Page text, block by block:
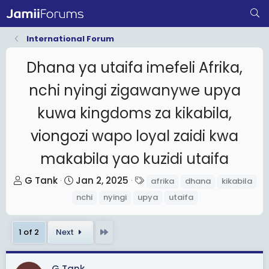
International Forum
Dhana ya utaifa imefeli Afrika,
nchi nyingi zigawanywe upya
kuwa kingdoms za kikabila,
viongozi wapo loyal zaidi kwa
makabila yao kuzidi utaifa
T
e
a
d
s
G Tank
S
t
r
d
a
Jan 2, 2025
a
afrika dhana
kikabila
nchi
nyingi upya utaifa
1 of 2 Next